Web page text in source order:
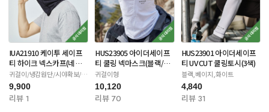
IUA21910 케이투 세이프
티 하이크 넥스카프(네이
비/화이트/베이지)
귀걸이/냉감원단/시야확보/자
외선차단
9,900
리뷰 1
HUS23905 아이더세이프
티 쿨링 넥마스크(블랙/화
이트/카키)
귀걸이형
10,120
리뷰 70
HUS23901 아이더세이프
티 UV CUT 쿨링토시(3색)
블랙,베이지,화이트
4,840
리뷰 31